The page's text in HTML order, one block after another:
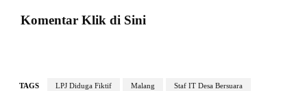
Komentar Klik di Sini
TAGS LPJ Diduga Fiktif Malang Staf IT Desa Bersuara